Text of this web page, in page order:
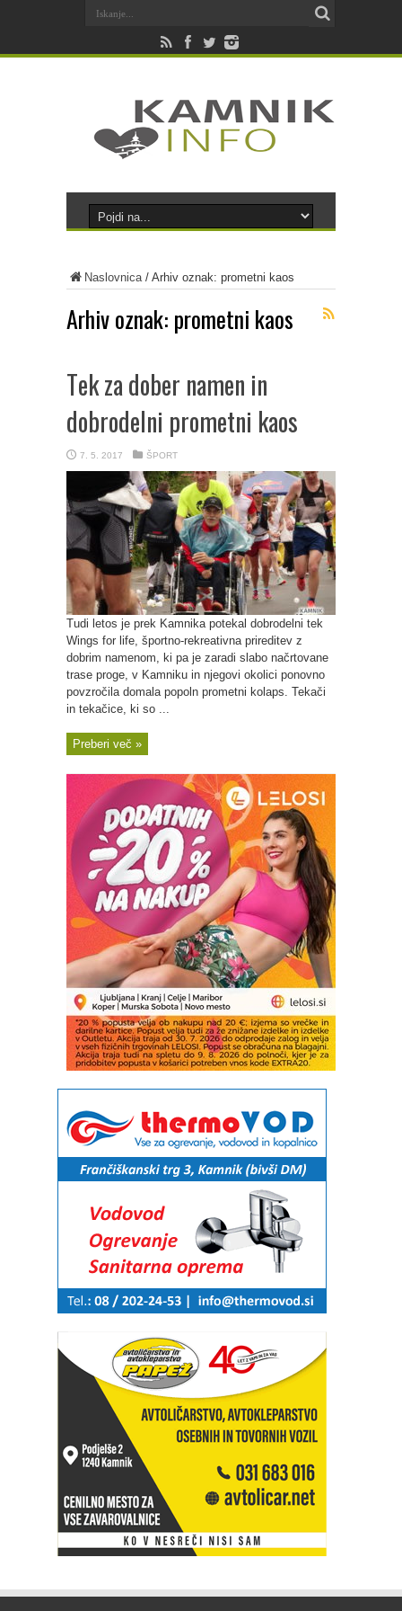
Naslovnica/ Arhiv oznak: prometni kaos
Arhiv oznak: prometni kaos
Tek za dober namen in
dobrodelni prometni kaos
7. 5. 2017 ŠPORT
Tudi letos je prek Kamnika potekal dobrodelni tek
Wings for life, športno-rekreativna prireditev z
dobrim namenom, ki pa je zaradi slabo načrtovane
trase proge, v Kamniku in njegovi okolici ponovno
povzročila domala popoln prometni kolaps. Tekači
in tekačice, ki so ...
Preberi več »